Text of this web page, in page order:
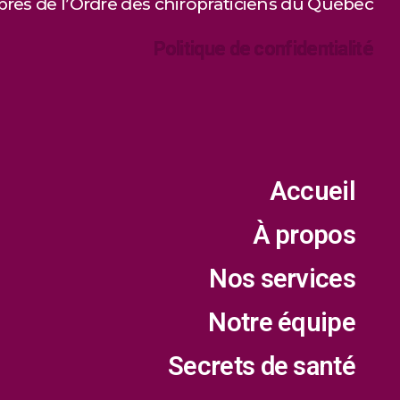
Politique de confidentialité
Accueil
À propos
Nos services
Notre équipe
Secrets de santé